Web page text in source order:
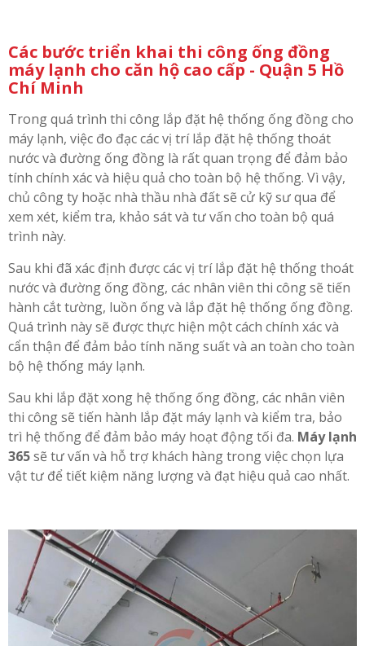
Các bước triển khai thi công ống đồng
máy lạnh cho căn hộ cao cấp - Quận 5 Hồ
Chí Minh
Trong quá trình thi công lắp đặt hệ thống ống đồng cho
máy lạnh, việc đo đạc các vị trí lắp đặt hệ thống thoát
nước và đường ống đồng là rất quan trọng để đảm bảo
tính chính xác và hiệu quả cho toàn bộ hệ thống. Vì vậy,
chủ công ty hoặc nhà thầu nhà đất sẽ cử kỹ sư qua để
xem xét, kiểm tra, khảo sát và tư vấn cho toàn bộ quá
trình này.
Sau khi đã xác định được các vị trí lắp đặt hệ thống thoát
nước và đường ống đồng, các nhân viên thi công sẽ tiến
hành cắt tường, luồn ống và lắp đặt hệ thống ống đồng.
Quá trình này sẽ được thực hiện một cách chính xác và
cẩn thận để đảm bảo tính năng suất và an toàn cho toàn
bộ hệ thống máy lạnh.
Sau khi lắp đặt xong hệ thống ống đồng, các nhân viên
thi công sẽ tiến hành lắp đặt máy lạnh và kiểm tra, bảo
trì hệ thống để đảm bảo máy hoạt động tối đa. Máy lạnh
365sẽ tư vấn và hỗ trợ khách hàng trong việc chọn lựa
vật tư để tiết kiệm năng lượng và đạt hiệu quả cao nhất.